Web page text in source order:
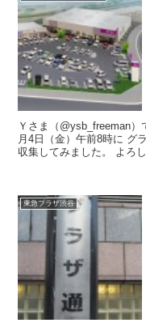
Ｙさま（@ysb_freeman）です。 イオンタウン仙台富沢
月4日（金）午前8時に グランドオ
東急プラザ渋谷